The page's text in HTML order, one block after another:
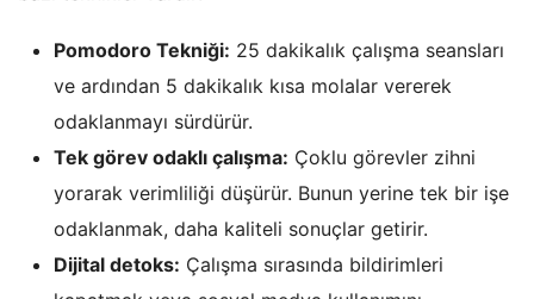
Pomodoro Tekniği: 25 dakikalık çalışma seansları
ve ardından 5 dakikalık kısa molalar vererek
odaklanmayı sürdürür.
Tek görev odaklı çalışma: Çoklu görevler zihni
yorarak verimliliği düşürür. Bunun yerine tek bir işe
odaklanmak, daha kaliteli sonuçlar getirir.
Dijital detoks: Çalışma sırasında bildirimleri